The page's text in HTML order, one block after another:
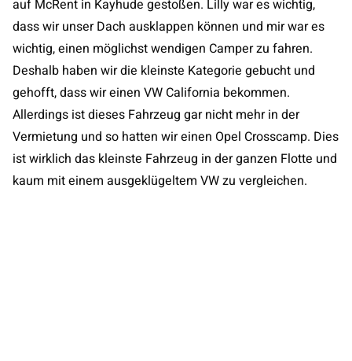
auf McRent in Kayhude gestoßen. Lilly war es wichtig,
dass wir unser Dach ausklappen können und mir war es
wichtig, einen möglichst wendigen Camper zu fahren.
Deshalb haben wir die kleinste Kategorie gebucht und
gehofft, dass wir einen VW California bekommen.
Allerdings ist dieses Fahrzeug gar nicht mehr in der
Vermietung und so hatten wir einen Opel Crosscamp. Dies
ist wirklich das kleinste Fahrzeug in der ganzen Flotte und
kaum mit einem ausgeklügeltem VW zu vergleichen.